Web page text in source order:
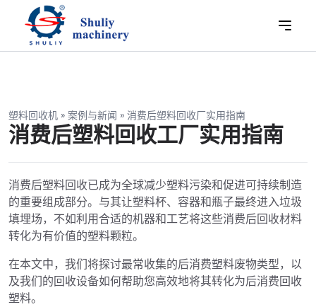
塑料回收机 » 案例与新闻 » 消费后塑料回收厂实用指南
消费后塑料回收工厂实用指南
消费后塑料回收已成为全球减少塑料污染和促进可持续制造
的重要组成部分。与其让塑料杯、容器和瓶子最终进入垃圾
填埋场，不如利用合适的机器和工艺将这些消费后回收材料
转化为有价值的塑料颗粒。
在本文中，我们将探讨最常收集的后消费塑料废物类型，以
及我们的回收设备如何帮助您高效地将其转化为后消费回收
塑料。